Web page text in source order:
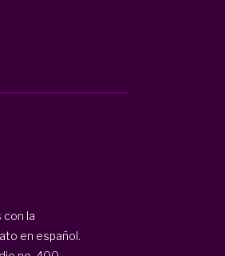
la
en español.